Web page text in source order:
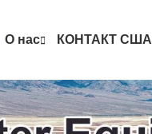
О нас КОНТАКТ США